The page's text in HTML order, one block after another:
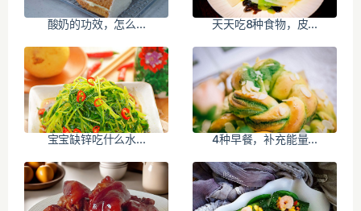
酸奶的功效，怎么... 天天吃8种食物，皮...
宝宝缺锌吃什么水... 4种早餐，补充能量...